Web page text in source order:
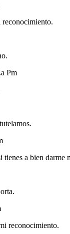
Pm
tienes a bien darme
reconocimiento.